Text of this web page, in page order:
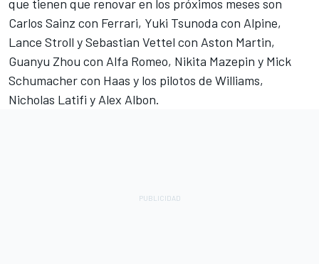
que tienen que renovar en los próximos meses son
Carlos Sainz con Ferrari, Yuki Tsunoda con Alpine,
Lance Stroll y Sebastian Vettel con Aston Martin,
Guanyu Zhou con Alfa Romeo, Nikita Mazepin y Mick
Schumacher con Haas y los pilotos de Williams,
Nicholas Latifi y Alex Albon.